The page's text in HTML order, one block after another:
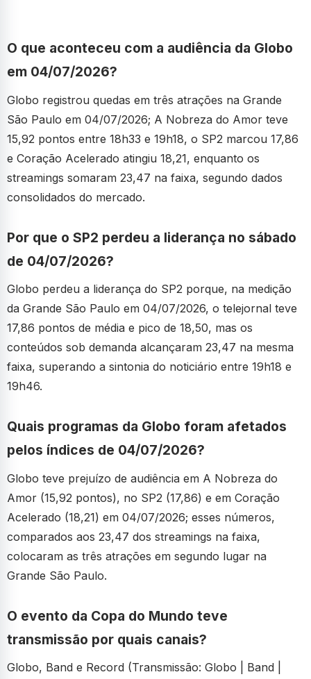
O que aconteceu com a audiência da Globo
em 04/07/2026?
Globo registrou quedas em três atrações na Grande
São Paulo em 04/07/2026; A Nobreza do Amor teve
15,92 pontos entre 18h33 e 19h18, o SP2 marcou 17,86
e Coração Acelerado atingiu 18,21, enquanto os
streamings somaram 23,47 na faixa, segundo dados
consolidados do mercado.
Por que o SP2 perdeu a liderança no sábado
de 04/07/2026?
Globo perdeu a liderança do SP2 porque, na medição
da Grande São Paulo em 04/07/2026, o telejornal teve
17,86 pontos de média e pico de 18,50, mas os
conteúdos sob demanda alcançaram 23,47 na mesma
faixa, superando a sintonia do noticiário entre 19h18 e
19h46.
Quais programas da Globo foram afetados
pelos índices de 04/07/2026?
Globo teve prejuízo de audiência em A Nobreza do
Amor (15,92 pontos), no SP2 (17,86) e em Coração
Acelerado (18,21) em 04/07/2026; esses números,
comparados aos 23,47 dos streamings na faixa,
colocaram as três atrações em segundo lugar na
Grande São Paulo.
O evento da Copa do Mundo teve
transmissão por quais canais?
Globo, Band e Record (Transmissão: Globo | Band |